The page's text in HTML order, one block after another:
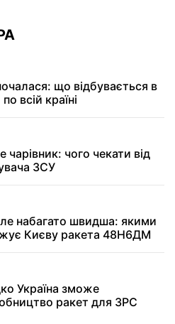
що відбувається в
всій країні
чого чекати від
ЗСУ
набагато швидша: якими
Києву ракета 48Н6ДМ
Україна зможе
ракет для ЗРС